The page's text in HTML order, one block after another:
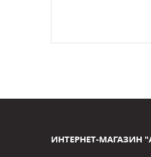
ИНТЕРНЕТ-МАГАЗИН